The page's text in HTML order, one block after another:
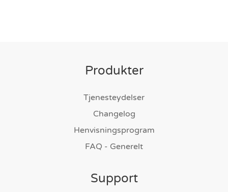
Produkter
Tjenesteydelser
Changelog
Henvisningsprogram
FAQ - Generelt
Support